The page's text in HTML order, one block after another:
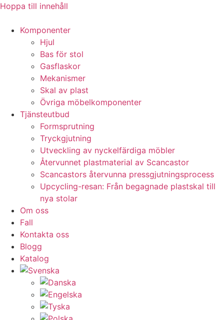
Hoppa till innehåll
Komponenter
Hjul
Bas för stol
Gasflaskor
Mekanismer
Skal av plast
Övriga möbelkomponenter
Tjänsteutbud
Formsprutning
Tryckgjutning
Utveckling av nyckelfärdiga möbler
Återvunnet plastmaterial av Scancastor
Scancastors återvunna pressgjutningsprocess
Upcycling-resan: Från begagnade plastskal till
nya stolar
Om oss
Fall
Kontakta oss
Blogg
Katalog